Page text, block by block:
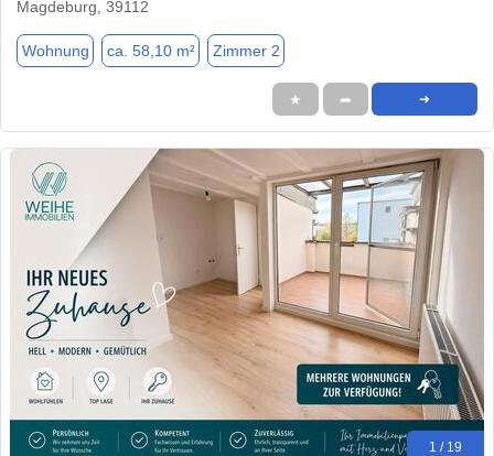
Magdeburg, 39112
Wohnung ca. 58,10 m² Zimmer 2
★ ➦ ➜
1 / 19